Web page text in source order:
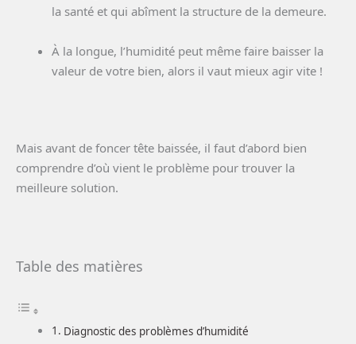
la santé et qui abîment la structure de la demeure.
À la longue, l’humidité peut même faire baisser la
valeur de votre bien, alors il vaut mieux agir vite !
Mais avant de foncer tête baissée, il faut d’abord bien
comprendre d’où vient le problème pour trouver la
meilleure solution.
Table des matières
Diagnostic des problèmes d’humidité